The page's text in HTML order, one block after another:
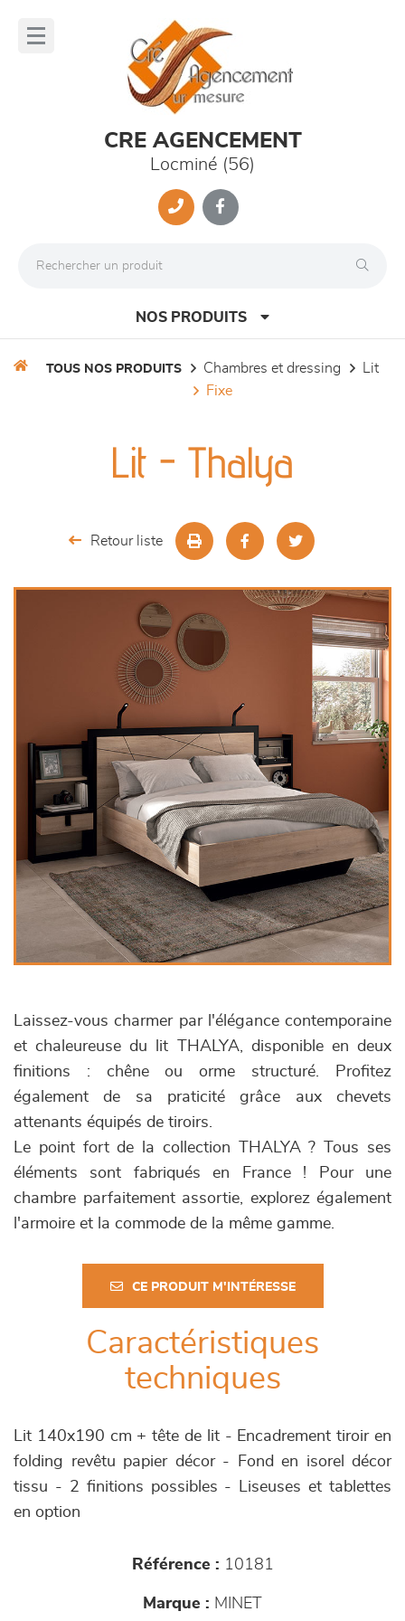
CRE AGENCEMENT
Locminé (56)
NOS PRODUITS
chambres et dressing
TOUS NOS PRODUITS chambres et dressing
lit
fixe
Lit - Thalya
Retour liste
Laissez-vous charmer par l'élégance contemporaine
et chaleureuse du lit THALYA, disponible en deux
finitions : chêne ou orme structuré. Profitez
également de sa praticité grâce aux chevets
attenants équipés de tiroirs.
Le point fort de la collection THALYA ? Tous ses
éléments sont fabriqués en France ! Pour une
chambre parfaitement assortie, explorez également
l'armoire et la commode de la même gamme.
CE PRODUIT M'INTÉRESSE
Caractéristiques
techniques
Lit 140x190 cm + tête de lit - Encadrement tiroir en
folding revêtu papier décor - Fond en isorel décor
tissu - 2 finitions possibles - Liseuses et tablettes
en option
Référence : 10181
Marque : MINET